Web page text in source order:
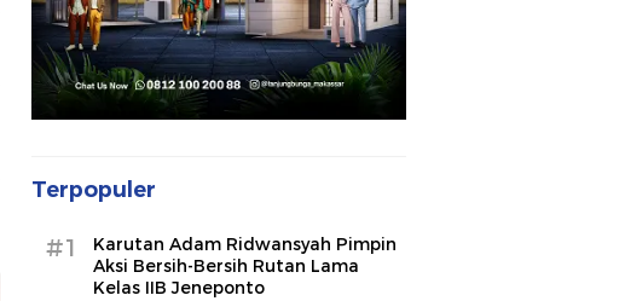
Terpopuler
#1
Karutan Adam Ridwansyah Pimpin
Aksi Bersih-Bersih Rutan Lama
Kelas IIB Jeneponto